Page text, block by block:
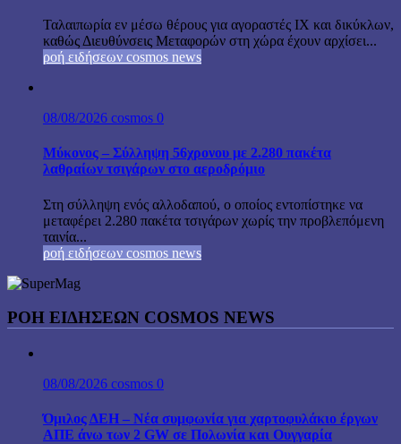
Ταλαιπωρία εν μέσω θέρους για αγοραστές ΙΧ και δικύκλων,
καθώς Διευθύνσεις Μεταφορών στη χώρα έχουν αρχίσει...
ροή ειδήσεων cosmos news
08/08/2026 cosmos 0
Μύκονος – Σύλληψη 56χρονου με 2.280 πακέτα
λαθραίων τσιγάρων στο αεροδρόμιο
Στη σύλληψη ενός αλλοδαπού, ο οποίος εντοπίστηκε να
μεταφέρει 2.280 πακέτα τσιγάρων χωρίς την προβλεπόμενη
ταινία...
ροή ειδήσεων cosmos news
ΡΟΉ ΕΙΔΉΣΕΩΝ COSMOS NEWS
08/08/2026 cosmos 0
Όμιλος ΔΕΗ – Νέα συμφωνία για χαρτοφυλάκιο έργων
ΑΠΕ άνω των 2 GW σε Πολωνία και Ουγγαρία